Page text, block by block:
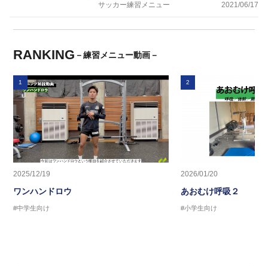
サッカー練習メニュー 2021/06/17
RANKING －練習メニュー動画－
1
2025/12/19
ワンハンドロウ
#中学生向け
2
2026/01/20
あおむけ呼吸２
#小学生向け